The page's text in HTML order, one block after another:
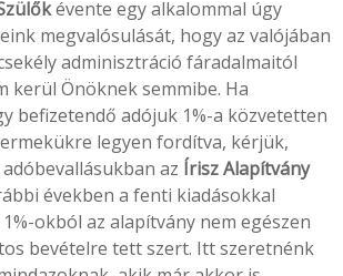
évente egy alkalommal úgy
megvalósulását, hogy az valójában
adminisztráció fáradalmaitól
kerül Önöknek semmibe. Ha
befizetendő adójuk 1%-a közvetetten
legyen fordítva, kérjük,
az Írisz Alapítvány
években a fenti kiadásokkal
okból az alapítvány nem egészen
bevételre tett szert. Itt szeretnénk